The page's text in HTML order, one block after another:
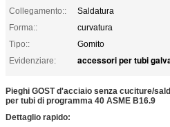
Collegamento::
Saldatura
Forma::
curvatura
Tipo::
Gomito
Evidenziare:
accessori per tubi
Pieghi GOST d'acciaio senza cuciture/
per tubi di programma 40 ASME B16.9
Dettaglio rapido: